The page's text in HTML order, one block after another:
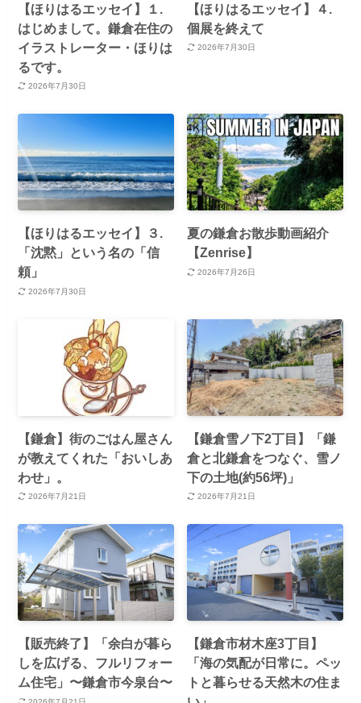
【ほりはるエッセイ】１.
はじめまして。鎌倉在住の
イラストレーター・ほりは
るです。
2026年7月30日
【ほりはるエッセイ】４.
個展を終えて
2026年7月30日
【ほりはるエッセイ】３.
「沈黙」という名の「信
頼」
2026年7月30日
夏の鎌倉お散歩動画紹介
【Zenrise】
2026年7月26日
【鎌倉】街のごはん屋さん
が教えてくれた「おいしあ
わせ」。
2026年7月21日
【鎌倉雪ノ下2丁目】「鎌
倉と北鎌倉をつなぐ、雪ノ
下の土地(約56坪)」
2026年7月21日
【販売終了】「余白が暮ら
しを広げる、フルリフォー
ム住宅」〜鎌倉市今泉台〜
【鎌倉市材木座3丁目】
「海の気配が日常に。ペッ
トと暮らせる天然木の住ま